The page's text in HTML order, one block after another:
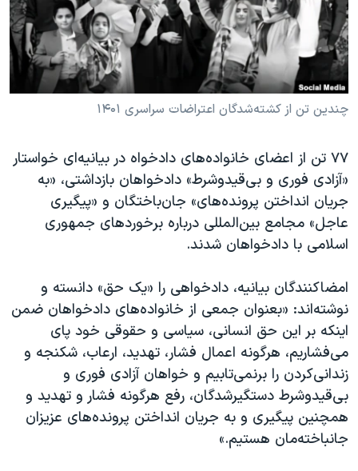
علم و فناوری
اسرائیل در جنگ
گالری عکس
رمز مهسا
ورزش زنان در ایران
اعتراضات زن، زندگی، آزادی
مجموعه مستندهای دادخواهی
دادگاه حمید نوری
چهل سال گروگان‌گیری
قانون شفافیت دارائی کادر رهبری ایران
اعتراضات مردمی آبان ۹۸
نرگس محمدی برنده جایزه نوبل صلح
همایش محافظه‌کاران آمریکا «سی‌پک»
صفحه‌های ویژه
سفر پرزیدنت ترامپ به چین
زبانهای مختلف
چندین تن از کشته‌شدگان اعتراضات سراسری ۱۴۰۱
۷۷ تن از اعضای خانواده‌های دادخواه در بیانیه‌ای خواستار
«آزادی فوری و بی‌قیدوشرط» دادخواهان بازداشتی، «به
جریان انداختن پرونده‌های» جان‌باختگان و «پیگیری
عاجل» مجامع بین‌المللی درباره برخوردهای جمهوری
اسلامی با دادخواهان شدند.
امضاکنندگان بیانیه، دادخواهی را «یک حق» دانسته و
نوشته‌اند: «بعنوان جمعی از خانواده‌های دادخواهان ضمن
اینکه بر این حق انسانی، سیاسی و حقوقی خود پای
می‌فشاریم، هرگونه اعمال فشار، تهدید، ارعاب، شکنجه و
زندانی‌کردن را برنمی‌تابیم و خواهان آزادی فوری و
بی‌قیدوشرط دستگیرشدگان، رفع هرگونه فشار و تهدید و
همچنین پیگیری و به جریان انداختن پرونده‌های عزیزان
جانباخته‌مان هستیم.»